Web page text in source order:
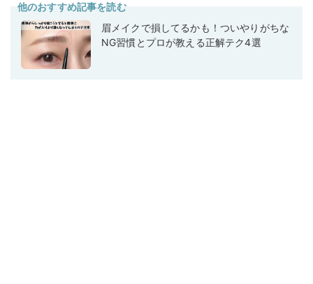
他のおすすめ記事を読む
眉メイクで損してるかも！ついやりがちな
NG習慣とプロが教える正解テク4選